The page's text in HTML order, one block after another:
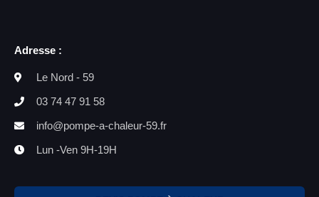
Adresse :
Le Nord - 59
03 74 47 91 58
info@pompe-a-chaleur-59.fr
Lun -Ven 9H-19H